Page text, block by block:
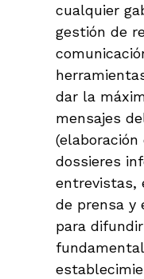
cualquier
gestión de
dar la
mensajes
dossieres
entrevistas,
de prensa y
para